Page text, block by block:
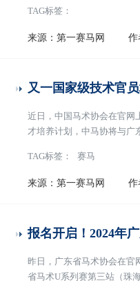
合，每一次完美的跳跃、每
TAG标签：
来源：第一赛马网 作
又一国家级技术官
近日，中国马术协会在官网
才培养计划，中马协将与广
TAG标签： 赛马
来源：第一赛马网 作
报名开启！2024年
昨日，广东省马术协会在官
省马术U系列赛第三站（珠